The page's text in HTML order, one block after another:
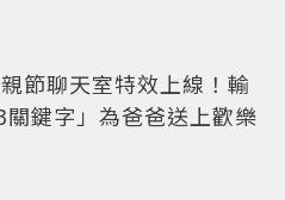
節聊天室特效上線！輸
關鍵字」為爸爸送上歡樂